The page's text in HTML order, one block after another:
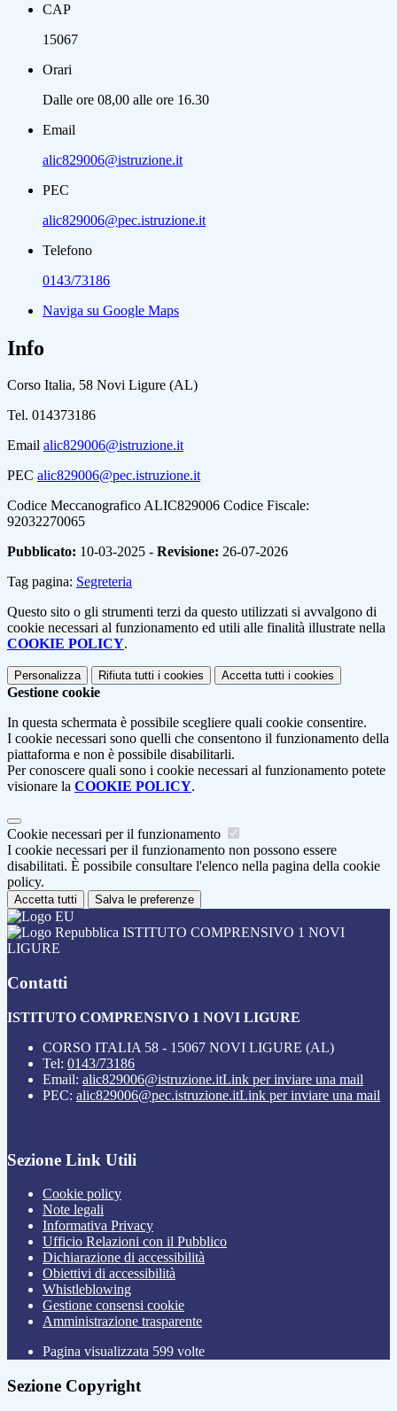
CAP
15067
Orari
Dalle ore 08,00 alle ore 16.30
Email
alic829006@istruzione.it
PEC
alic829006@pec.istruzione.it
Telefono
0143/73186
Naviga su Google Maps
Info
Corso Italia, 58 Novi Ligure (AL)
Tel. 014373186
Email alic829006@istruzione.it
PEC alic829006@pec.istruzione.it
Codice Meccanografico ALIC829006 Codice Fiscale:
92032270065
Pubblicato: 10-03-2025 - Revisione: 26-07-2026
Tag pagina: Segreteria
Questo sito o gli strumenti terzi da questo utilizzati si avvalgono di
cookie necessari al funzionamento ed utili alle finalità illustrate nella
COOKIE POLICY.
Personalizza Rifiuta tutti i cookies Accetta tutti i cookies
Gestione cookie
In questa schermata è possibile scegliere quali cookie consentire.
I cookie necessari sono quelli che consentono il funzionamento della
piattaforma e non è possibile disabilitarli.
Per conoscere quali sono i cookie necessari al funzionamento potete
visionare la COOKIE POLICY.
Cookie necessari per il funzionamento
I cookie necessari per il funzionamento non possono essere
disabilitati. È possibile consultare l'elenco nella pagina della cookie
policy.
Accetta tutti Salva le preferenze
ISTITUTO COMPRENSIVO 1 NOVI
LIGURE
Contatti
ISTITUTO COMPRENSIVO 1 NOVI LIGURE
CORSO ITALIA 58 - 15067 NOVI LIGURE (AL)
Tel: 0143/73186
Email: alic829006@istruzione.itLink per inviare una mail
PEC: alic829006@pec.istruzione.itLink per inviare una mail
Sezione Link Utili
Cookie policy
Note legali
Informativa Privacy
Ufficio Relazioni con il Pubblico
Dichiarazione di accessibilità
Obiettivi di accessibilità
Whistleblowing
Gestione consensi cookie
Amministrazione trasparente
Pagina visualizzata 599 volte
Sezione Copyright